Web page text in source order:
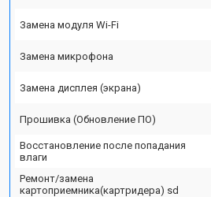
Замена модуля Wi-Fi
Замена микрофона
Замена дисплея (экрана)
Прошивка (Обновление ПО)
Восстановление после попадания
влаги
Ремонт/замена
картоприемника(картридера) sd